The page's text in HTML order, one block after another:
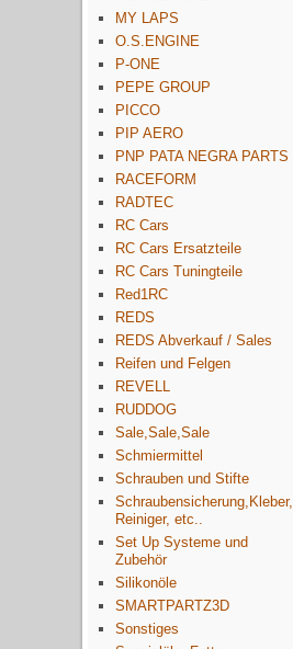
MY LAPS
O.S.ENGINE
P-ONE
PEPE GROUP
PICCO
PIP AERO
PNP PATA NEGRA PARTS
RACEFORM
RADTEC
RC Cars
RC Cars Ersatzteile
RC Cars Tuningteile
Red1RC
REDS
REDS Abverkauf / Sales
Reifen und Felgen
REVELL
RUDDOG
Sale,Sale,Sale
Schmiermittel
Schrauben und Stifte
Schraubensicherung,Kleber,
Reiniger, etc..
Set Up Systeme und
Zubehör
Silikonöle
SMARTPARTZ3D
Sonstiges